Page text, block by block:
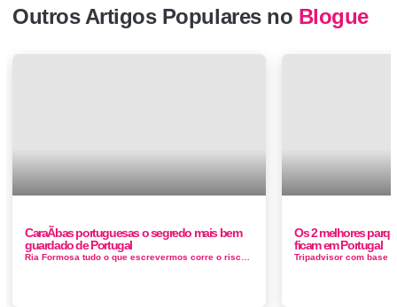
Outros Artigos Populares no Blogue
CaraÃ­bas portuguesas o segredo mais bem
guardado de Portugal
Os 2 melhores
ficam em Portugal